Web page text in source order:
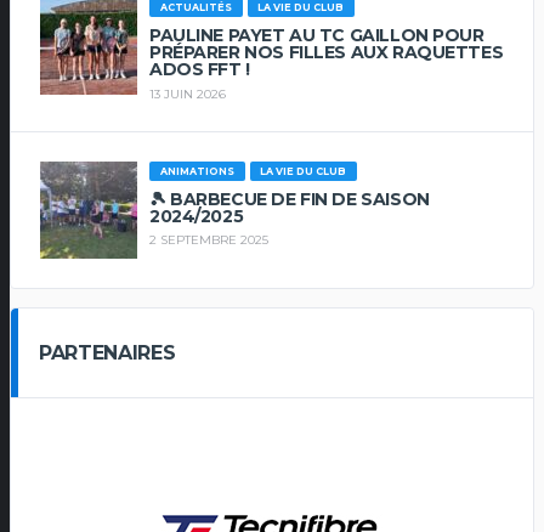
ACTUALITÉS LA VIE DU CLUB
PAULINE PAYET AU TC GAILLON POUR
PRÉPARER NOS FILLES AUX RAQUETTES
ADOS FFT !
13 JUIN 2026
ANIMATIONS LA VIE DU CLUB
🎾 BARBECUE DE FIN DE SAISON
2024/2025
2 SEPTEMBRE 2025
PARTENAIRES